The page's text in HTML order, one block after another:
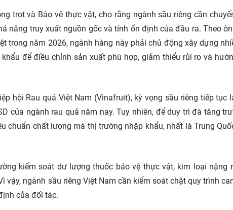
trọt và Bảo vệ thực vật, cho rằng ngành sầu riêng cần
năng truy xuất nguồn gốc và tính ổn định của đầu ra. Theo
trong năm 2026, ngành hàng này phải chủ động xây dựng
để điều chỉnh sản xuất phù hợp, giảm thiểu rủi ro và
hội Rau quả Việt Nam (Vinafruit), kỳ vọng sầu riêng tiếp tục
của ngành rau quả năm nay. Tuy nhiên, để duy trì đà tăng
chuẩn chất lượng mà thị trường nhập khẩu, nhất là Trung
kiểm soát dư lượng thuốc bảo vệ thực vật, kim loại nặng
vậy, ngành sầu riêng Việt Nam cần kiểm soát chặt quy trình
của đối tác.